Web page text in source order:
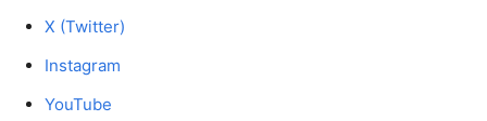
X (Twitter)
Instagram
YouTube